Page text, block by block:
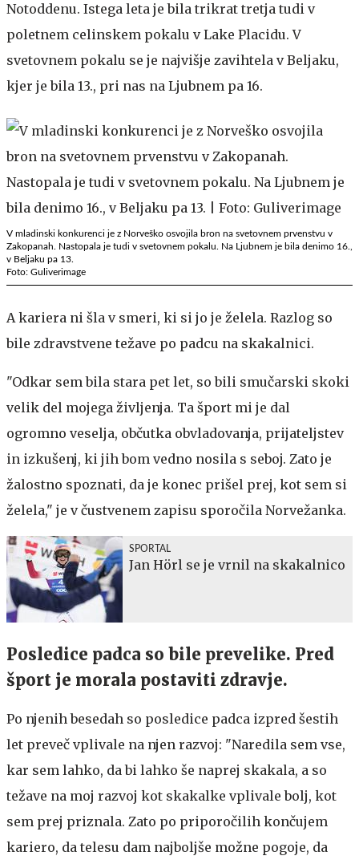
Notoddenu. Istega leta je bila trikrat tretja tudi v
poletnem celinskem pokalu v Lake Placidu. V
svetovnem pokalu se je najvišje zavihtela v Beljaku,
kjer je bila 13., pri nas na Ljubnem pa 16.
V mladinski konkurenci je z Norveško osvojila bron na svetovnem prvenstvu v
Zakopanah. Nastopala je tudi v svetovnem pokalu. Na Ljubnem je bila denimo 16.,
v Beljaku pa 13.
Foto: Guliverimage
A kariera ni šla v smeri, ki si jo je želela. Razlog so
bile zdravstvene težave po padcu na skakalnici.
"Odkar sem bila stara pet let, so bili smučarski skoki
velik del mojega življenja. Ta šport mi je dal
ogromno veselja, občutka obvladovanja, prijateljstev
in izkušenj, ki jih bom vedno nosila s seboj. Zato je
žalostno spoznati, da je konec prišel prej, kot sem si
želela," je v čustvenem zapisu sporočila Norvežanka.
SPORTAL
Jan Hörl se je vrnil na skakalnico
Posledice padca so bile prevelike. Pred
šport je morala postaviti zdravje.
Po njenih besedah so posledice padca izpred šestih
let preveč vplivale na njen razvoj: "Naredila sem vse,
kar sem lahko, da bi lahko še naprej skakala, a so
težave na moj razvoj kot skakalke vplivale bolj, kot
sem prej priznala. Zato po priporočilih končujem
kariero, da telesu dam najboljše možne pogoje, da